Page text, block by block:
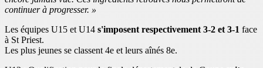
continuer à progresser. »
Les équipes U15 et U14 s'imposent respectivement 3-2 et 3-1 face
à St Priest.
Les plus jeunes se classent 4e et leurs aînés 8e.